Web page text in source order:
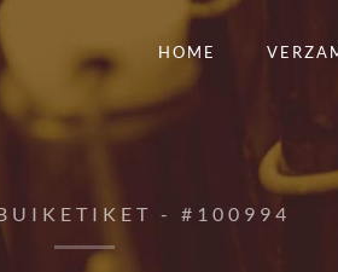
HOME
- #100994